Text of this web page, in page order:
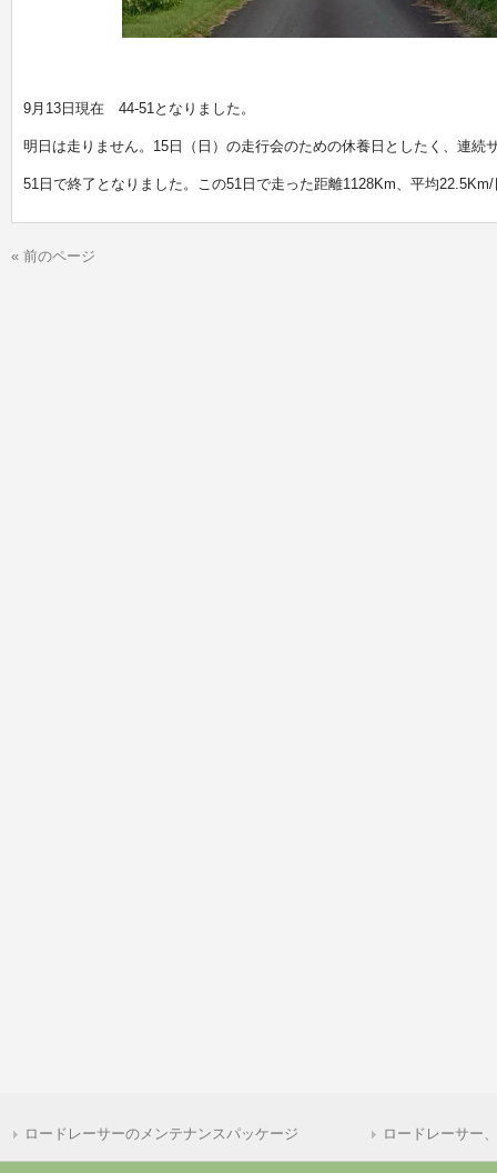
9月13日現在 44-51となりました。
明日は走りません。15日（日）の走行会のための休養日としたく、連続
51日で終了となりました。この51日で走った距離1128Km、平均
« 前のページ
ロードレーサーのメンテナンスパッケージ ロードレーサー